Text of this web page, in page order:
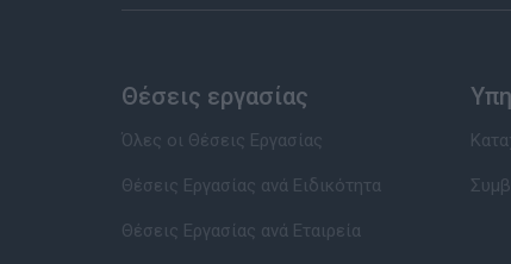
Θέσεις εργασίας
Όλες οι Θέσεις Εργασίας
Θέσεις Εργασίας ανά Ειδικότητα
Θέσεις Εργασίας ανά Εταιρεία